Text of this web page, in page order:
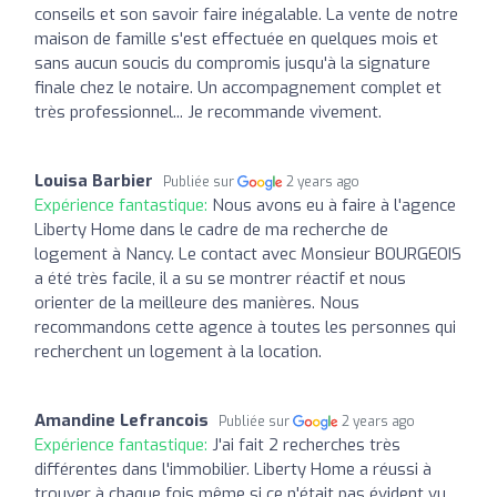
conseils et son savoir faire inégalable. La vente de notre
maison de famille s'est effectuée en quelques mois et
sans aucun soucis du compromis jusqu'à la signature
finale chez le notaire. Un accompagnement complet et
très professionnel... Je recommande vivement.
Louisa Barbier Publiée sur 2 years ago
Expérience fantastique: Nous avons eu à faire à l'agence
Liberty Home dans le cadre de ma recherche de
logement à Nancy. Le contact avec Monsieur BOURGEOIS
a été très facile, il a su se montrer réactif et nous
orienter de la meilleure des manières. Nous
recommandons cette agence à toutes les personnes qui
recherchent un logement à la location.
Amandine Lefrancois Publiée sur 2 years ago
Expérience fantastique: J'ai fait 2 recherches très
différentes dans l'immobilier. Liberty Home a réussi à